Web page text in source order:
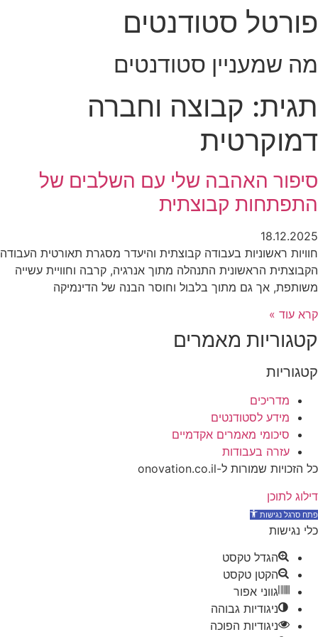
דלג
לתוכן
פורטל סטודנטים
מה שמעניין סטודנטים
תגית: קבוצה וחברה
דמוקרטית
סיפור האהבה שלי עם השלבים של
התפתחות קבוצתית
18.12.2025
חוויות ראשוניות בעבודה קבוצתית והיעדר מסגרת תאורטית העבודה
הקבוצתית הראשונית התנהלה מתוך אנרגיה, קרבה וחוויית עשייה
משותפת, אך גם מתוך בלבול וחוסר הבנה של הדינמיקה
קרא עוד »
קטגוריות מאמרים
קטגוריות
מדריכים
מידע לסטודנטים
סיכומי מאמרים אקדמיים
עזרה בעבודות
כל הזכויות שמורות ל-onovation.co.il
דילוג לתוכן
כלי נגישות
הגדל טקסט
הקטן טקסט
גווני אפור
ניגודיות גבוהה
ניגודיות הפוכה